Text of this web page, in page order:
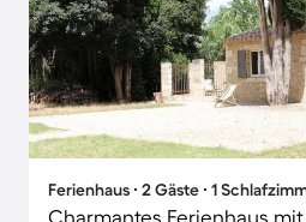
Ferienhaus ∙ 2 Gäste ∙ 1